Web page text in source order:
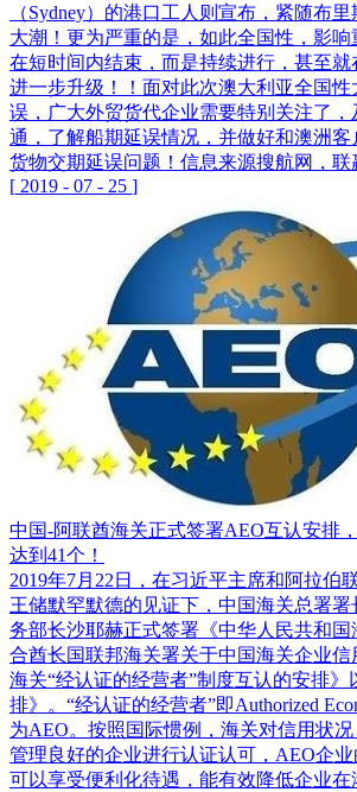
（Sydney）的港口工人则宣布，紧随布
大潮！更为严重的是，如此全国性，影
在短时间内结束，而是持续进行，甚至
进一步升级！！面对此次澳大利亚全国
误，广大外贸货代企业需要特别关注了
通，了解船期延误情况，并做好和澳洲
货物交期延误问题！信息来源搜航网，联
[ 2019 - 07 - 25 ]
中国-阿联酋海关正式签署AEO互认安排
达到41个！
2019年7月22日，在习近平主席和阿拉伯
王储默罕默德的见证下，中国海关总署署
务部长沙耶赫正式签署《中华人民共和
合酋长国联邦海关署关于中国海关企业
海关“经认证的经营者”制度互认的安排》
排》。“经认证的经营者”即Authorized
为AEO。按照国际惯例，海关对信用状
管理良好的企业进行认证认可，AEO企
可以享受便利化待遇，能有效降低企业